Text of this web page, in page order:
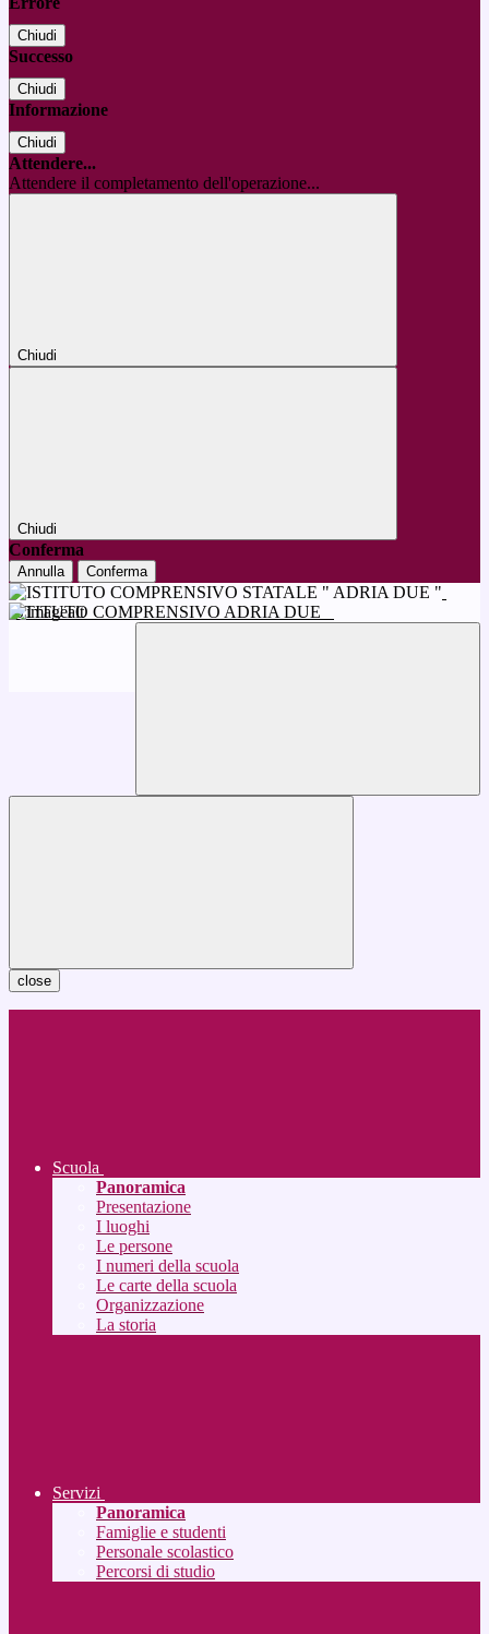
Chiudi
Successo
Chiudi
Informazione
Chiudi
Attendere...
Attendere il completamento dell'operazione...
Chiudi
Chiudi
Conferma
Annulla Conferma
ISTITUTO COMPRENSIVO ADRIA DUE
close
Scuola
Panoramica
Presentazione
I luoghi
Le persone
I numeri della scuola
Le carte della scuola
Organizzazione
La storia
Servizi
Panoramica
Famiglie e studenti
Personale scolastico
Percorsi di studio